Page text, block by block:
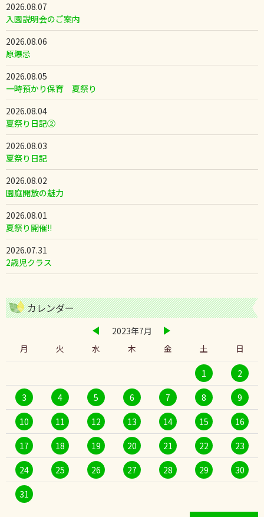
2026.08.07
入園説明会のご案内
2026.08.06
原爆忌
2026.08.05
一時預かり保育 夏祭り
2026.08.04
夏祭り日記②
2026.08.03
夏祭り日記
2026.08.02
園庭開放の魅力
2026.08.01
夏祭り開催!!
2026.07.31
2歳児クラス
カレンダー
2023年7月
月
火 水 木 金 土 日
1 2
3 4 5 6 7 8 9
10 11 12 13 14 15 16
17 18 19 20 21 22 23
24 25 26 27 28 29 30
31